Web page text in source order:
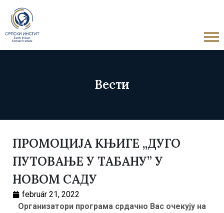
Вести
ПРОМОЦИЈА КЊИГЕ „ДУГО
ПУТОВАЊЕ У ТАБАНУ” У
НОВОМ САДУ
február 21, 2022
Организатори програма срдачно Вас очекују на